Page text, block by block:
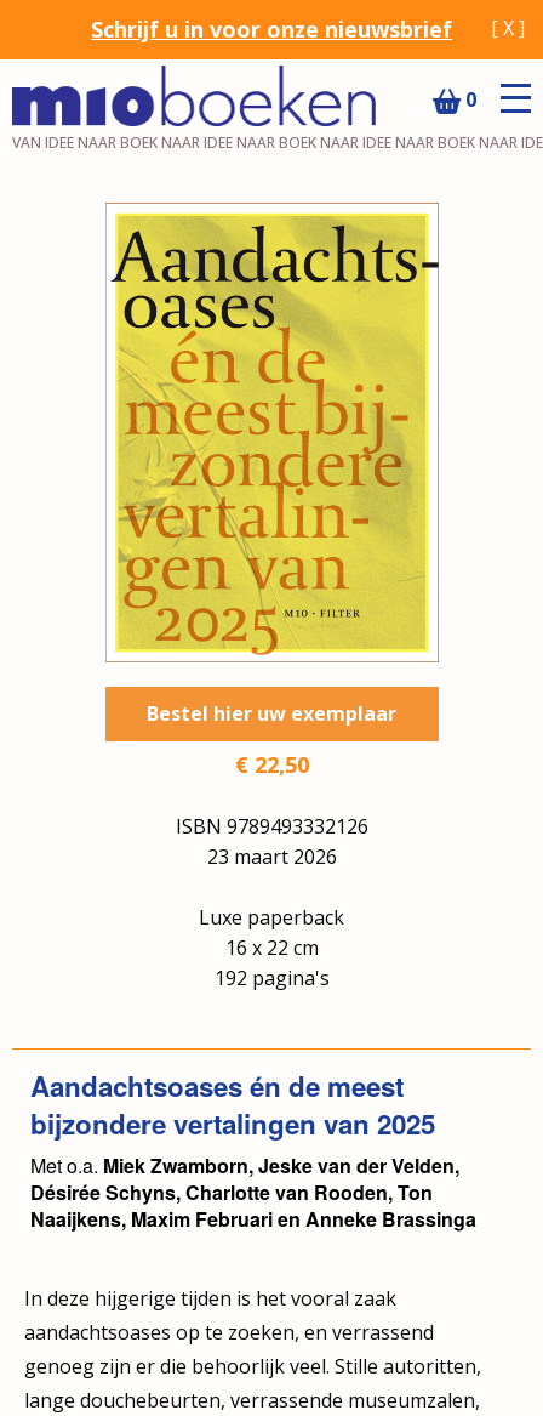
Schrijf u in voor onze nieuwsbrief [ X ]
0
VAN IDEE NAAR BOEK NAAR IDEE NAAR BOEK NAAR IDEE NAAR BOEK NAAR
Aandachtsoases én de meest
bijzondere vertalingen van 2025
Met o.a. Miek Zwamborn, Jeske van der Velden,
Désirée Schyns, Charlotte van Rooden, Ton
Naaijkens, Maxim Februari en Anneke Brassinga
In deze hijgerige tijden is het vooral zaak
aandachtsoases op te zoeken, en verrassend
genoeg zijn er die behoorlijk veel. Stille autoritten,
lange douchebeurten, verrassende museumzalen,
Bestel hier uw exemplaar
€ 22,50
ISBN 9789493332126
23 maart 2026
Luxe paperback
16 x 22 cm
192 pagina's